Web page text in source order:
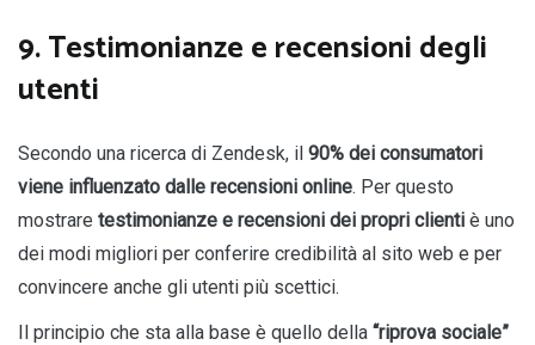
9. Testimonianze e recensioni degli
utenti
Secondo una ricerca di Zendesk, il 90% dei consumatori
viene influenzato dalle recensioni online. Per questo
mostrare testimonianze e recensioni dei propri clienti è uno
dei modi migliori per conferire credibilità al sito web e per
convincere anche gli utenti più scettici.
Il principio che sta alla base è quello della “riprova sociale”